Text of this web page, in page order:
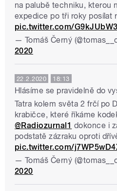
na palubě techniku, kterou
expedice po tři roky posílat
pic.twitter.com/
— Tomáš Černý
2020
22.2.2020 18:13
Hlásíme se pravidelně do
Tatra kolem světa 2 frčí po
krabičce, které říkáme
@Radiozurnal1 dokonce i
podstatě zázraku oproti
pic.twitter.com/
— Tomáš Černý
2020